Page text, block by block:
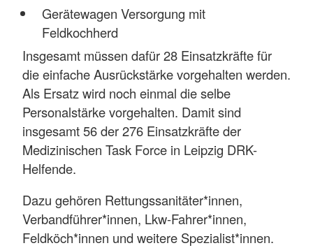
Gerätewagen Versorgung mit
Feldkochherd
Insgesamt müssen dafür 28 Einsatzkräfte für
die einfache Ausrückstärke vorgehalten werden.
Als Ersatz wird noch einmal die selbe
Personalstärke vorgehalten. Damit sind
insgesamt 56 der 276 Einsatzkräfte der
Medizinischen Task Force in Leipzig DRK-
Helfende.
Dazu gehören Rettungssanitäter*innen,
Verbandführer*innen, Lkw-Fahrer*innen,
Feldköch*innen und weitere Spezialist*innen.